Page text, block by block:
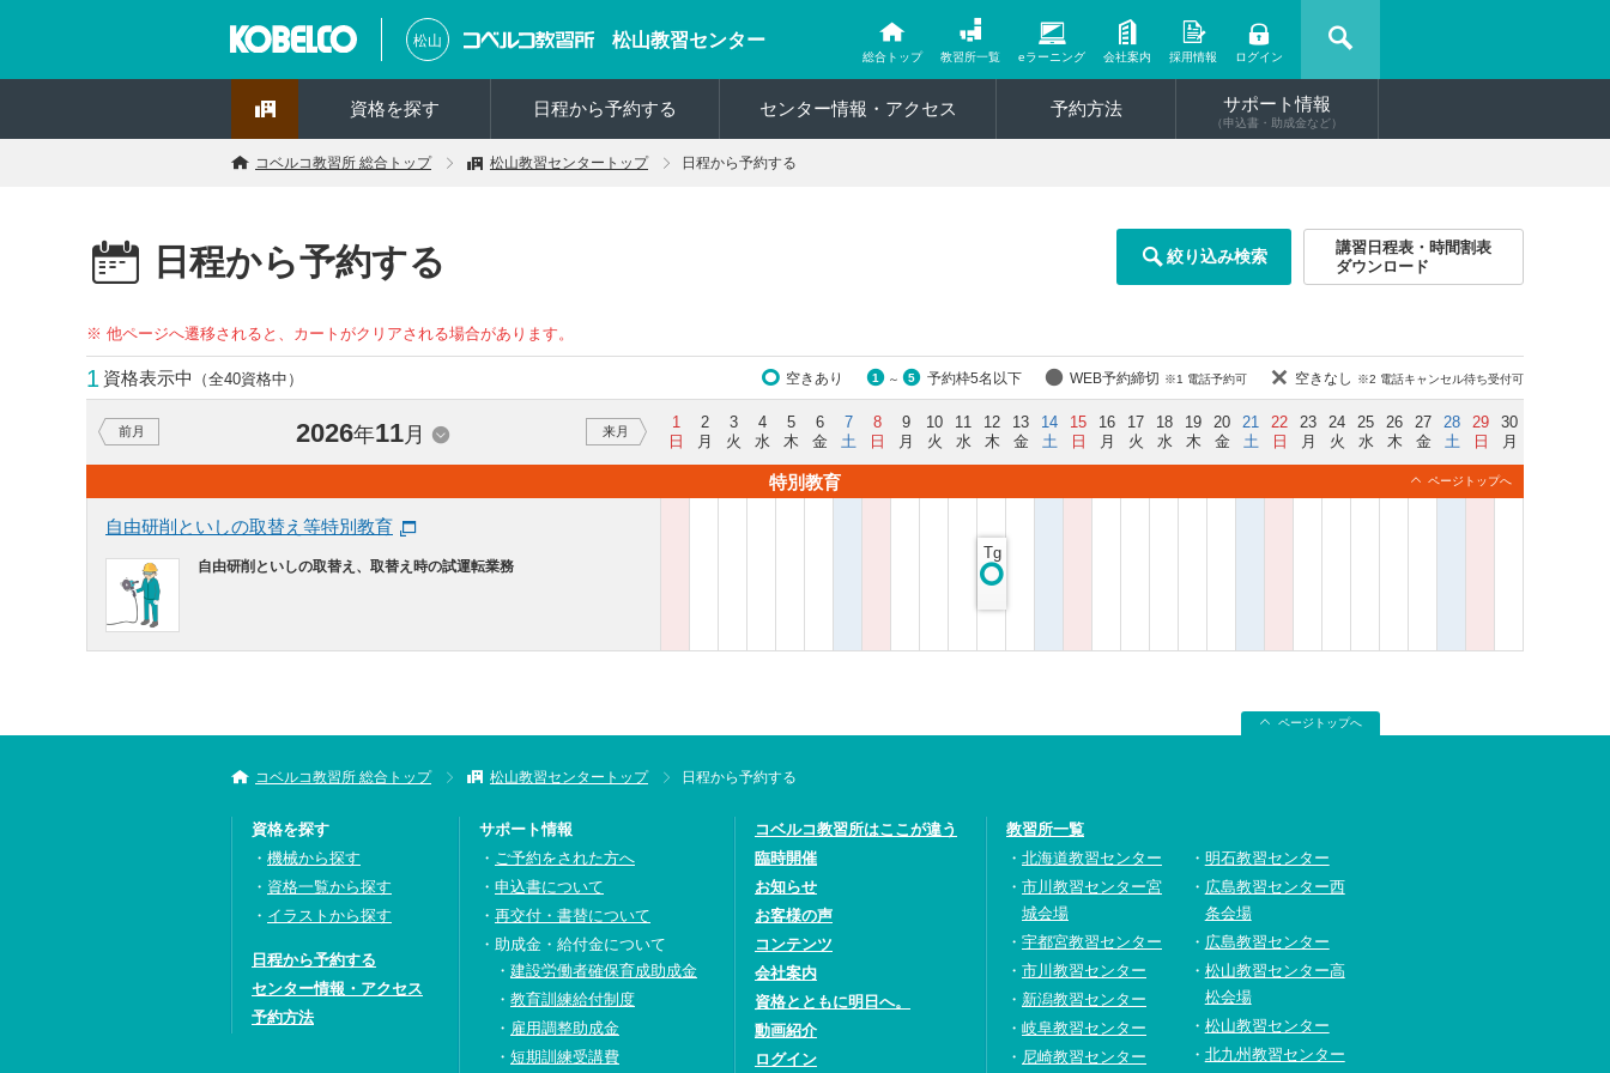
松山 松山教習センター
総合トップ 教習所一覧 eラーニング 会社案内 採用情報 ログイン
資格を探す 日程から予約する センター情報・アクセス 予約方法 サポート情報
（申込書・助成金など）
コベルコ教習所 総合トップ 松山教習センタートップ 日程から予約する
日程から予約する 絞り込み検索
講習日程表・時間割表
ダウンロード
※ 他ページへ遷移されると、カートがクリアされる場合があります。
1 資格表示中 （全40資格中） 空きあり 1 ～ 5 予約枠5名以下 WEB予約締切 ※1 電話予約可 空きなし ※2 電話キャンセル待ち受付可
前月 2026年11月 来月
1
日
2
月
3
火
4
水
5
木
6
金
7
土
8
日
9
月
10
火
11
水
12
木
13
金
14
土
15
日
16
月
17
火
18
水
19
木
20
金
21
土
22
日
23
月
24
火
25
水
26
木
27
金
28
土
29
日
30
月
特別教育 ページトップへ
自由研削といしの取替え等特別教育
自由研削といしの取替え、取替え時の試運転業務
Tg
ページトップへ
コベルコ教習所 総合トップ 松山教習センタートップ 日程から予約する
資格を探す
機械から探す
資格一覧から探す
イラストから探す
日程から予約する
センター情報・アクセス
予約方法
サポート情報
ご予約をされた方へ
申込書について
再交付・書替について
助成金・給付金について
建設労働者確保育成助成金
教育訓練給付制度
雇用調整助成金
短期訓練受講費
コベルコ教習所はここが違う
臨時開催
お知らせ
お客様の声
コンテンツ
会社案内
資格とともに明日へ。
動画紹介
ログイン
教習所一覧
北海道教習センター
市川教習センター宮
城会場
宇都宮教習センター
市川教習センター
新潟教習センター
岐阜教習センター
尼崎教習センター
明石教習センター
広島教習センター西
条会場
広島教習センター
松山教習センター高
松会場
松山教習センター
北九州教習センター